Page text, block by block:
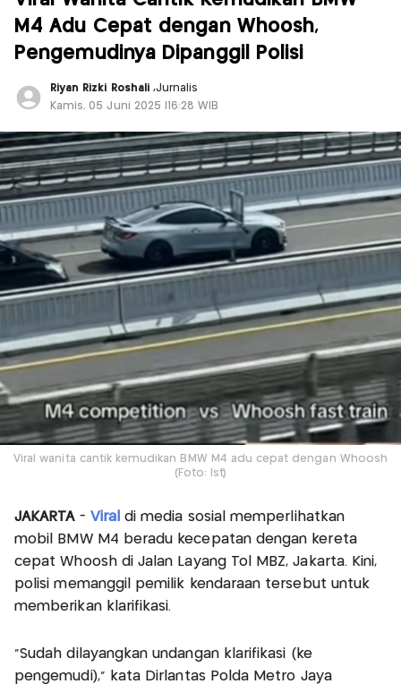
M4 Adu Cepat dengan Whoosh,
Pengemudinya Dipanggil Polisi
Riyan Rizki Roshali ,Jurnalis
Kamis, 05 Juni 2025 |16:28 WIB
Viral wanita cantik kemudikan BMW M4 adu cepat dengan Whoosh
(Foto: Ist)
JAKARTA- Viraldi media sosial memperlihatkan
mobil BMW M4 beradu kecepatan dengan kereta
cepat Whoosh di Jalan Layang Tol MBZ, Jakarta. Kini,
polisi memanggil pemilik kendaraan tersebut untuk
memberikan klarifikasi.
“Sudah dilayangkan undangan klarifikasi (ke
pengemudi),” kata Dirlantas Polda Metro Jaya